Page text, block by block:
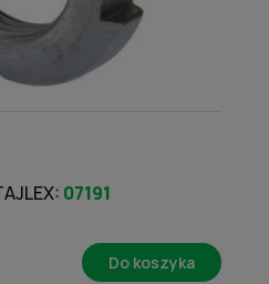
07191
Do koszyka